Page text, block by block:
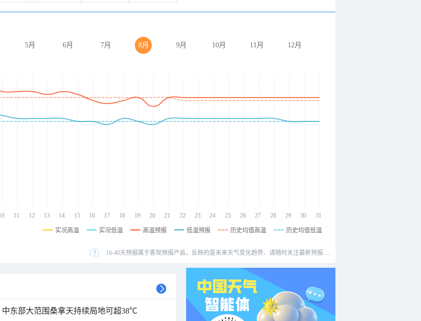
5月 6月 7月 8月 9月 10月 11月 12月
11 12 13 14 15 16 17 18 19 20 21 22 23 24 25 26 27 28 29 30 31
实况高温 实况低温 高温预报 低温预报 历史均值高温 历史均值低温
16-40天预报属于客观预报产品，反映的是未来天气变化趋势、请随时关注最新预报.....
东部大范围桑拿天持续局地可超38℃